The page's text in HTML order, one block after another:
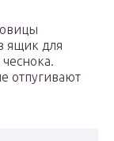
ящик для
отпугивают